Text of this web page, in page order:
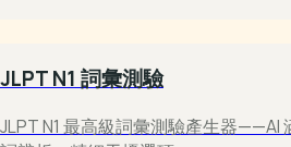
JLPT N1 詞彙測驗
JLPT N1 最高級詞彙測驗產生器——AI